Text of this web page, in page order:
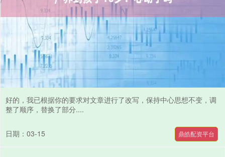
好的，我已根据你的要求对文章进行了改写，保持中心思想不变，调
整了顺序，替换了部分....
日期：03-15 鼎皓配资平台